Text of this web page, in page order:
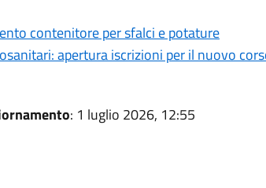
contenitore per sfalci e potature
apertura iscrizioni per il nuovo
: 1 luglio 2026, 12:55